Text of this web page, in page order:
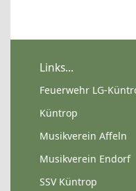
Links...
Feuerwehr LG-
Küntrop
Musikverein Affeln
Musikverein Endorf
SSV Küntrop